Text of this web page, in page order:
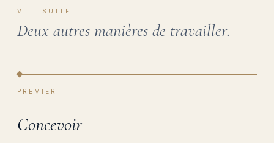
V · SUITE
Deux autres manières de travailler.
PREMIER
Concevoir